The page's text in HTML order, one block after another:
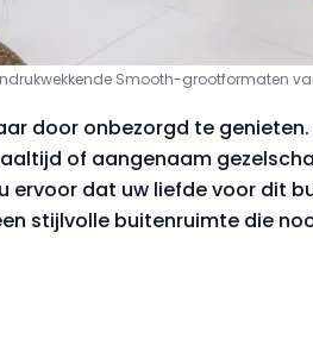
Smooth-grootformaten
door onbezorgd te
of aangenaam
ervoor dat uw liefde voor dit
stijlvolle buitenruimte die